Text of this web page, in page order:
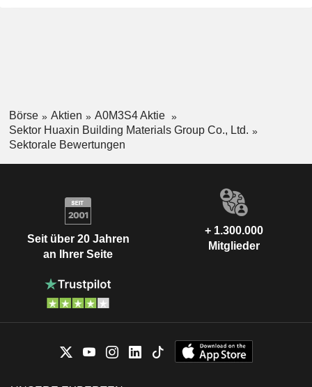
Börse Aktien
A0M3S4 Aktie
Sektor Huaxin Building Materials Group Co., Ltd.
Sektorale Bewertungen
Seit über 20 Jahren
an Ihrer Seite
+ 1.300.000
Mitglieder